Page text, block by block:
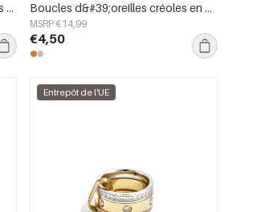
Boucles d&#39;oreilles pendantes en acier inoxydable, forme géométrique, collection simple pour le quotidien, bijoux pour femmes Boucles d&#39;oreilles créoles en acier inoxydable, forme irrégulière, collection Simple Daily Simple, bijoux pour femmes
MSRP €14,99
€4,50
Entrepôt de l'UE